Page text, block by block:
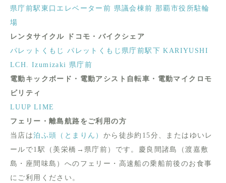
県庁前駅東口エレベーター前 県議会棟前 那覇市役所駐輪
場
レンタサイクル ドコモ・バイクシェア
パレットくもじ
パレットくもじ県庁前駅下 KARIYUSHI
LCH. Izumizaki 県庁前
電動キックボード・電動アシスト自転車・電動マイクロモ
ビリティ
LUUP LIME
フェリー・離島航路をご利用の方
当店は泊ふ頭（とまりん） から徒歩約15分、またはゆいレ
ールで1駅（美栄橋→県庁前）です。慶良間諸島（渡嘉敷
島・座間味島）へのフェリー・高速船の乗船前後のお食事
にご利用ください。